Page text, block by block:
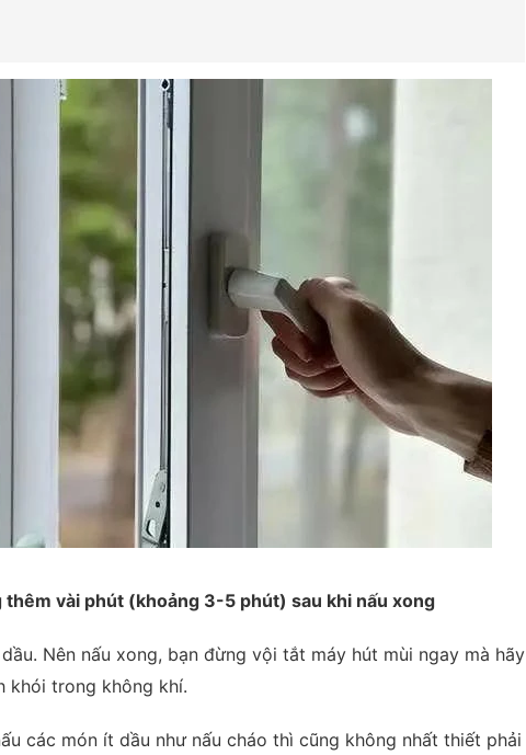
vài phút (khoảng 3-5 phút) sau khi nấu xong
Nên nấu xong, bạn đừng vội tắt máy hút mùi ngay mà hãy
khói trong không khí.
các món ít dầu như nấu cháo thì cũng không nhất thiết phải